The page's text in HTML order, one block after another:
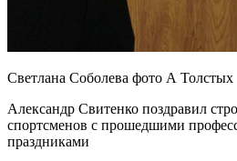
Светлана Соболева фото А Толстых
Александр Свитенко поздравил
спортсменов с прошедшими
праздниками